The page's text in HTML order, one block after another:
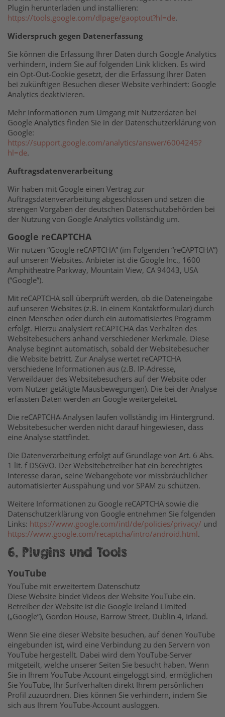
Plugin herunterladen und installieren:
https://tools.google.com/dlpage/gaoptout?hl=de.
Widerspruch gegen Datenerfassung
Sie können die Erfassung Ihrer Daten durch Google Analytics
verhindern, indem Sie auf folgenden Link klicken. Es wird
ein Opt-Out-Cookie gesetzt, der die Erfassung Ihrer Daten
bei zukünftigen Besuchen dieser Website verhindert: Google
Analytics deaktivieren.
Mehr Informationen zum Umgang mit Nutzerdaten bei
Google Analytics finden Sie in der Datenschutzerklärung von
Google:
https://support.google.com/analytics/answer/6004245?
hl=de.
Auftragsdatenverarbeitung
Wir haben mit Google einen Vertrag zur
Auftragsdatenverarbeitung abgeschlossen und setzen die
strengen Vorgaben der deutschen Datenschutzbehörden bei
der Nutzung von Google Analytics vollständig um.
Google reCAPTCHA
Wir nutzen “Google reCAPTCHA” (im Folgenden “reCAPTCHA”)
auf unseren Websites. Anbieter ist die Google Inc., 1600
Amphitheatre Parkway, Mountain View, CA 94043, USA
(“Google”).
Mit reCAPTCHA soll überprüft werden, ob die Dateneingabe
auf unseren Websites (z.B. in einem Kontaktformular) durch
einen Menschen oder durch ein automatisiertes Programm
erfolgt. Hierzu analysiert reCAPTCHA das Verhalten des
Websitebesuchers anhand verschiedener Merkmale. Diese
Analyse beginnt automatisch, sobald der Websitebesucher
die Website betritt. Zur Analyse wertet reCAPTCHA
verschiedene Informationen aus (z.B. IP-Adresse,
Verweildauer des Websitebesuchers auf der Website oder
vom Nutzer getätigte Mausbewegungen). Die bei der Analyse
erfassten Daten werden an Google weitergeleitet.
Die reCAPTCHA-Analysen laufen vollständig im Hintergrund.
Websitebesucher werden nicht darauf hingewiesen, dass
eine Analyse stattfindet.
Die Datenverarbeitung erfolgt auf Grundlage von Art. 6 Abs.
1 lit. f DSGVO. Der Websitebetreiber hat ein berechtigtes
Interesse daran, seine Webangebote vor missbräuchlicher
automatisierter Ausspähung und vor SPAM zu schützen.
Weitere Informationen zu Google reCAPTCHA sowie die
Datenschutzerklärung von Google entnehmen Sie folgenden
Links: https://www.google.com/intl/de/policies/privacy/ und
https://www.google.com/recaptcha/intro/android.html.
6. Plugins und Tools
YouTube
YouTube mit erweitertem Datenschutz
Diese Website bindet Videos der Website YouTube ein.
Betreiber der Website ist die Google Ireland Limited
(„Google”), Gordon House, Barrow Street, Dublin 4, Irland.
Wenn Sie eine dieser Website besuchen, auf denen YouTube
eingebunden ist, wird eine Verbindung zu den Servern von
YouTube hergestellt. Dabei wird dem YouTube-Server
mitgeteilt, welche unserer Seiten Sie besucht haben. Wenn
Sie in Ihrem YouTube-Account eingeloggt sind, ermöglichen
Sie YouTube, Ihr Surfverhalten direkt Ihrem persönlichen
Profil zuzuordnen. Dies können Sie verhindern, indem Sie
sich aus Ihrem YouTube-Account ausloggen.